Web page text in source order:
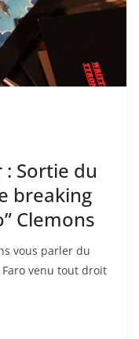
: Sortie du
breaking
Clemons
vous parler du
venu tout droit